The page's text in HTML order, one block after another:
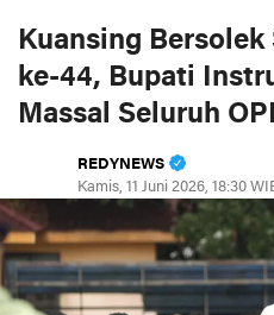
Kuansing
ke-44, Bupati
Massal Seluruh
REDYNEWS
Kamis, 11 Juni 2026, 18:30